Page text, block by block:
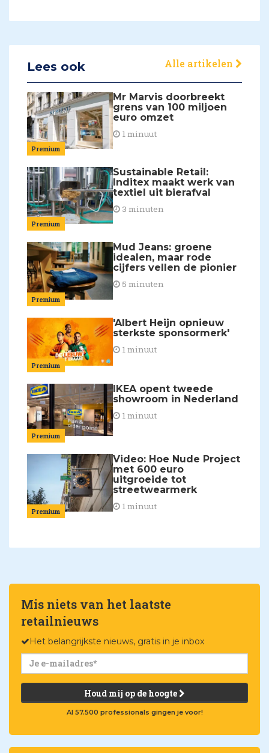
Lees ook Alle artikelen
Premium
Mr Marvis doorbreekt
grens van 100 miljoen
euro omzet
1 minuut
Premium
Sustainable Retail:
Inditex maakt werk van
textiel uit bierafval
3 minuten
Premium
Mud Jeans: groene
idealen, maar rode
cijfers vellen de pionier
5 minuten
Premium
'Albert Heijn opnieuw
sterkste sponsormerk'
1 minuut
Premium
IKEA opent tweede
showroom in Nederland
1 minuut
Premium
Video: Hoe Nude Project
met 600 euro
uitgroeide tot
streetwearmerk
1 minuut
Mis niets van het laatste
retailnieuws
Het belangrijkste nieuws, gratis in je inbox
Houd mij op de hoogte
Al 57.500 professionals gingen je voor!